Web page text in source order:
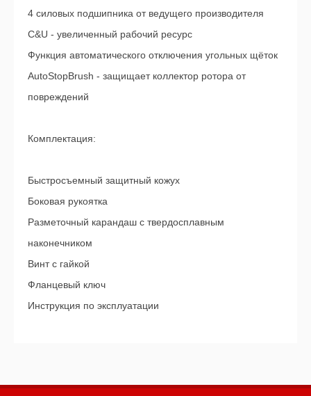
4 силовых подшипника от ведущего производителя
C&U - увеличенный рабочий ресурс
Функция автоматического отключения угольных щёток
AutoStopBrush - защищает коллектор ротора от
повреждений
Комплектация:
Быстросъемный защитный кожух
Боковая рукоятка
Разметочный карандаш с твердосплавным
наконечником
Винт с гайкой
Фланцевый ключ
Инструкция по эксплуатации